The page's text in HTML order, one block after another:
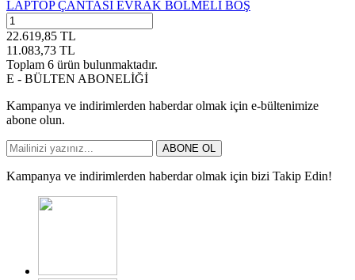
LAPTOP ÇANTASI EVRAK BÖLMELİ BOŞ
22.619,85 TL
11.083,73 TL
Toplam 6 ürün bulunmaktadır.
E - BÜLTEN ABONELİĞİ
Kampanya ve indirimlerden haberdar olmak için e-bültenimize
abone olun.
ABONE OL
Kampanya ve indirimlerden haberdar olmak için bizi Takip Edin!